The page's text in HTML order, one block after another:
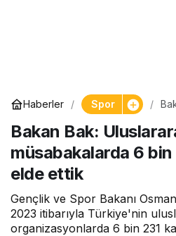
Haberler Spor
Bakan Bak:
müsabakalarda 6
elde ettik
Gençlik ve Spor Bakanı
2023 itibarıyla Türkiye'nin
organizasyonlarda 6 bin 231